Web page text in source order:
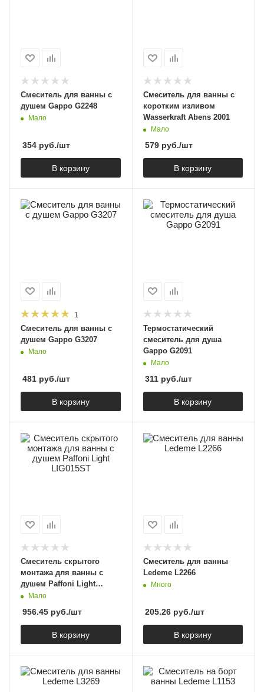
Смеситель для ванны с
душем Gappo G2248
Мало
354 руб./шт
В корзину
Смеситель для ванны с
коротким изливом
Wasserkraft Abens 2001
Мало
579руб./шт
В корзину
1
Смеситель для ванны с
душем Gappo G3207
Мало
481 руб./шт
В корзину
Термостатический
смеситель для душа
Gappo G2091
Мало
311руб./шт
В корзину
Смеситель скрытого
монтажа для ванны с
душем Paffoni Light
LIG015ST
Мало
956.45 руб./шт
В корзину
Смеситель для ванны
Ledeme L2266
Много
205.26руб./шт
В корзину